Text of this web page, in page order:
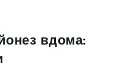
вдома: